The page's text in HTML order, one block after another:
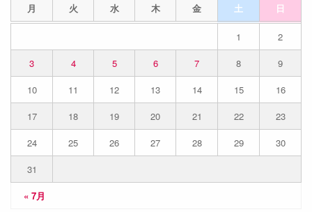
月 火 水 木 金 土 日
« 7月
1
2
3
4 5 6 7 8
9
10
11 12 13 14 15
16
17
18 19 20 21 22
23
24
25 26 27 28 29
30
31